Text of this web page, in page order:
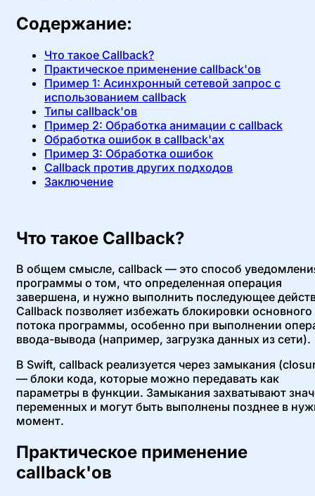
Содержание:
Что такое Callback?
Практическое применение callback'ов
Пример 1: Асинхронный сетевой запрос с
использованием callback
Типы callback'ов
Пример 2: Обработка анимации с callback
Обработка ошибок в callback'ах
Пример 3: Обработка ошибок
Callback против других подходов
Заключение
Что такое Callback?
В общем смысле, callback — это способ
программы о том, что определенная операция
завершена, и нужно выполнить последующее
Callback позволяет избежать блокировки основного
потока программы, особенно при выполнении
ввода-вывода (например, загрузка данных из сети).
В Swift, callback реализуется через замыкания
— блоки кода, которые можно передавать как
параметры в функции. Замыкания захватывают
переменных и могут быть выполнены позднее в
момент.
Практическое применение
callback'ов